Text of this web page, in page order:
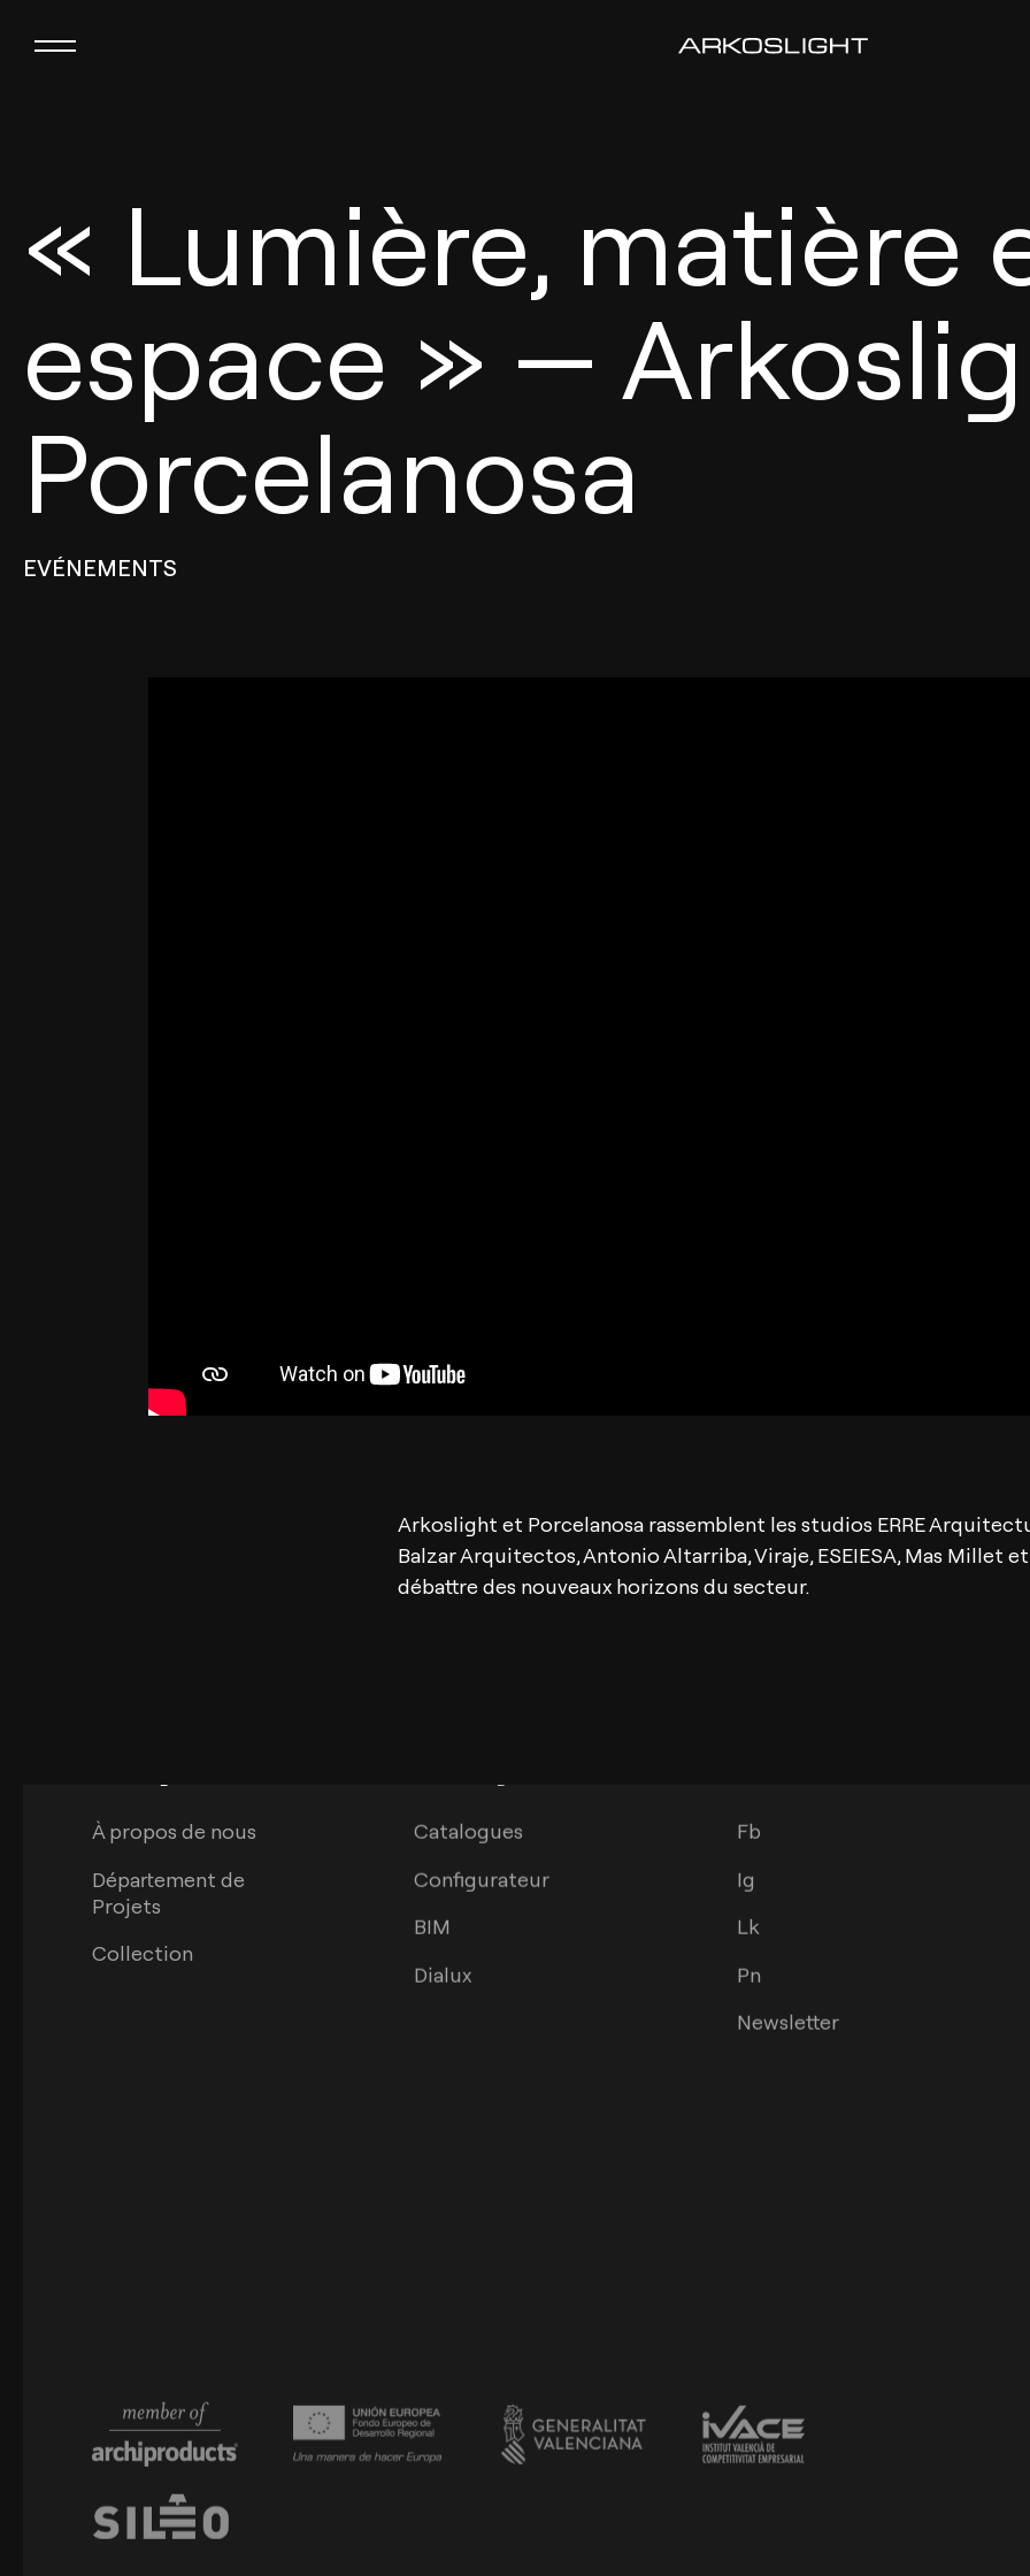
« Lumière, matière
espace » —
Porcelanosa
EVÉNEMENTS
Arkoslight et Porcelanosa rassemblent les studios ERRE
Balzar Arquitectos, Antonio Altarriba, Viraje, ESEIESA, Mas Millet
débattre des nouveaux horizons du secteur.
À propos de nous
Département de
Projets
Collection
Catalogues
Configurateur
BIM
Dialux
Fb
Ig
Lk
Pn
Newsletter